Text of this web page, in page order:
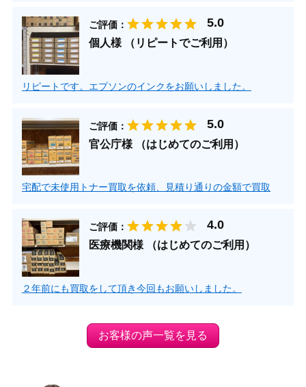
ご評価：
個人様 （リピートでご利用）
リピートです。エプソンのインクをお願いしました。
ご評価：
官公庁様 （はじめてのご利用）
宅配で未使用トナー買取を依頼、見積り通りの金額で買取
ご評価：
医療機関様 （はじめてのご利用）
２年前にも買取をして頂き今回もお願いしました。
お客様の声一覧を見る